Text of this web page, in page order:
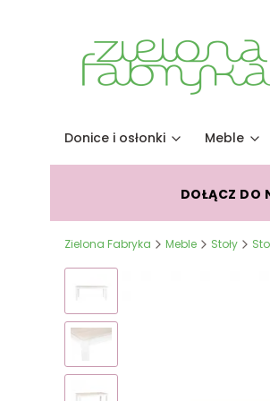
Donice i osłonki Meble
DOŁĄCZ DO
Zielona Fabryka Meble Stoły